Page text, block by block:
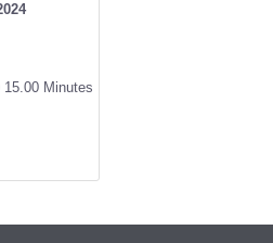
15.00 Minutes